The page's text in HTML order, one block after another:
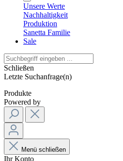
Unsere Werte
Nachhaltigkeit
Produktion
Sanetta Familie
Sale
Schließen
Letzte Suchanfrage(n)
Produkte
Powered by
Menü schließen
Ihr Konto